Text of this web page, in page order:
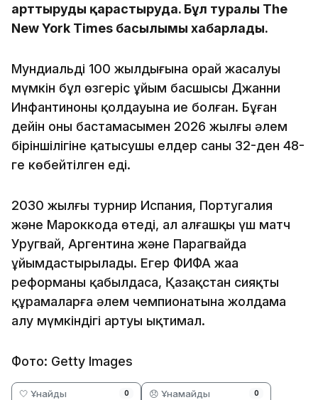
арттыруды қарастыруда. Бұл туралы The
New York Times басылымы хабарлады.
Мундиальдің 100 жылдығына орай жасалуы
мүмкін бұл өзгеріс ұйым басшысы Джанни
Инфантиноның қолдауына ие болған. Бұған
дейін оның бастамасымен 2026 жылғы әлем
біріншілігіне қатысушы елдер саны 32-ден 48-
ге көбейтілген еді.
2030 жылғы турнир Испания, Португалия
және Мароккода өтеді, ал алғашқы үш матч
Уругвай, Аргентина және Парагвайда
ұйымдастырылады. Егер ФИФА жаңа
реформаны қабылдаса, Қазақстан сияқты
құрамаларға әлем чемпионатына жолдама
алу мүмкіндігі артуы ықтимал.
Фото: Getty Images
🤍 Ұнайды 0 😞 Ұнамайды 0